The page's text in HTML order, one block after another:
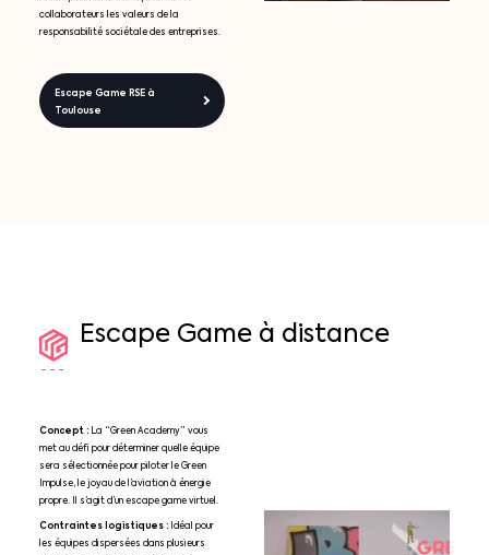
collaborateurs les valeurs de la
responsabilité sociétale des entreprises.
Escape Game RSE à
Toulouse
Escape Game à distance
Concept :La “Green Academy” vous
met au défi pour déterminer quelle équipe
sera sélectionnée pour piloter le Green
Impulse, le joyau de l’aviation à énergie
propre. Il s’agit d’un escape game virtuel.
Contraintes logistiques :Idéal pour
les équipes dispersées dans plusieurs